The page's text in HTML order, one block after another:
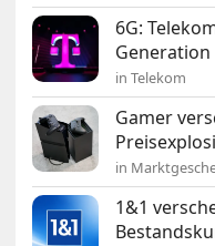
6G:
in Telekom
Gamer
in
1&1